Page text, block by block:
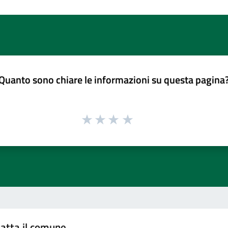
sono chiare le informazioni su questa